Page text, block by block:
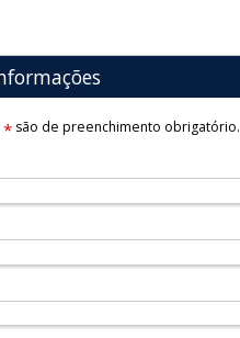
*são de preenchimento obrigatório.